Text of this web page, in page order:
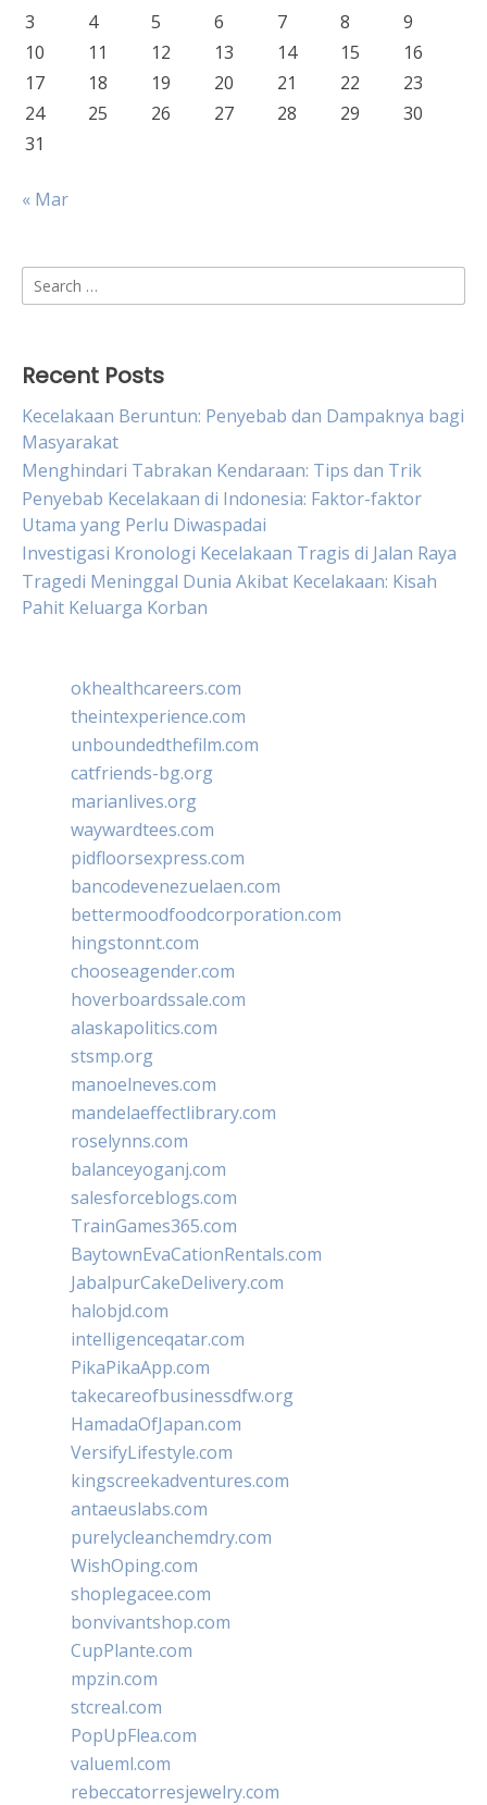
3
4 5 6 7 8
9
10
11 12 13 14 15
16
17
18 19 20 21 22
23
24
25 26 27 28 29
30
31
« Mar
Search
for:
Recent Posts
Kecelakaan Beruntun: Penyebab dan Dampaknya bagi
Masyarakat
Menghindari Tabrakan Kendaraan: Tips dan Trik
Penyebab Kecelakaan di Indonesia: Faktor-faktor
Utama yang Perlu Diwaspadai
Investigasi Kronologi Kecelakaan Tragis di Jalan Raya
Tragedi Meninggal Dunia Akibat Kecelakaan: Kisah
Pahit Keluarga Korban
okhealthcareers.com
theintexperience.com
unboundedthefilm.com
catfriends-bg.org
marianlives.org
waywardtees.com
pidfloorsexpress.com
bancodevenezuelaen.com
bettermoodfoodcorporation.com
hingstonnt.com
chooseagender.com
hoverboardssale.com
alaskapolitics.com
stsmp.org
manoelneves.com
mandelaeffectlibrary.com
roselynns.com
balanceyoganj.com
salesforceblogs.com
TrainGames365.com
BaytownEvaCationRentals.com
JabalpurCakeDelivery.com
halobjd.com
intelligenceqatar.com
PikaPikaApp.com
takecareofbusinessdfw.org
HamadaOfJapan.com
VersifyLifestyle.com
kingscreekadventures.com
antaeuslabs.com
purelycleanchemdry.com
WishOping.com
shoplegacee.com
bonvivantshop.com
CupPlante.com
mpzin.com
stcreal.com
PopUpFlea.com
valueml.com
rebeccatorresjewelry.com